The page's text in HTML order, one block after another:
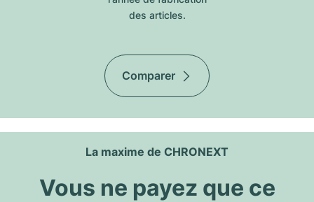
des articles.
Comparer
La maxime de CHRONEXT
Vous ne payez que ce